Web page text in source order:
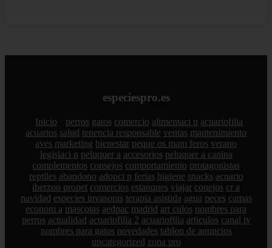
especiespro.es
Inicio perros gatos comercio alimentaci n acuariofilia
acuarios salud tenencia responsable ventas mantenimiento
aves marketing bienestar peque os mam feros verano
legislaci n peluquer a accesorios peluquer a canina
complementos consejos comportamiento protagonistas
reptiles abandono adopci n ferias higiene snacks acuario
iberzoo propet comercios estanques viajar conejos cr a
navidad especies invasoras terapia asistida agua peces camas
econom a mascotas aedpac madrid art culos nombres para
perros actualidad acuariofilia 2 acuariofilia articulos canal tv
nombres para gatos novedades tablon de anuncios
uncategorized zona pro